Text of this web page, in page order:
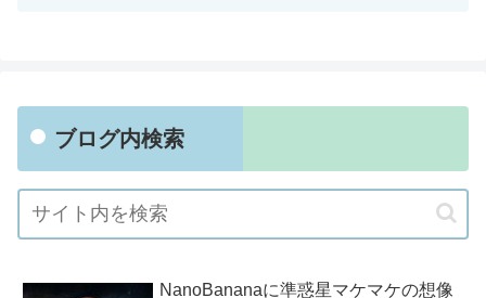
ブログ内検索
NanoBananaに準惑星マケマケの想像